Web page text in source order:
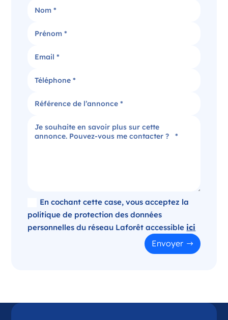
Référence
Plus d'infos
Candidater
Agence immobilière dans le Puy-de-Dôme
France
Opportunité d’ouverture à Panazol
En cochant cette case, vous acceptez la
politique de protection des données
personnelles du réseau Laforêt accessible ici
Envoyer